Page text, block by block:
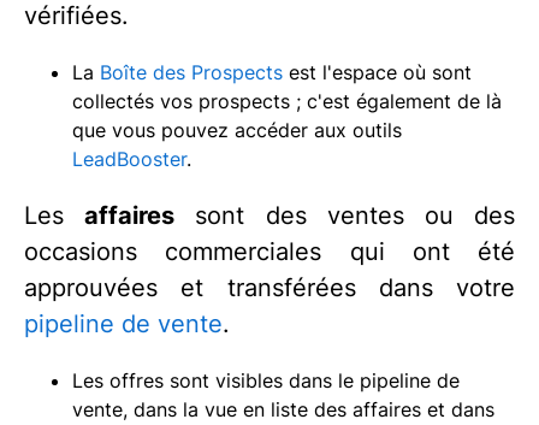
vérifiées.
La Boîte des Prospects est l'espace où sont
collectés vos prospects ; c'est également de là
que vous pouvez accéder aux outils
LeadBooster.
Lesaffaires sont des ventes ou des
occasions commerciales qui ont été
approuvées et transférées dans votre
pipeline de vente.
Les offres sont visibles dans le pipeline de
vente, dans la vue en liste des affaires et dans